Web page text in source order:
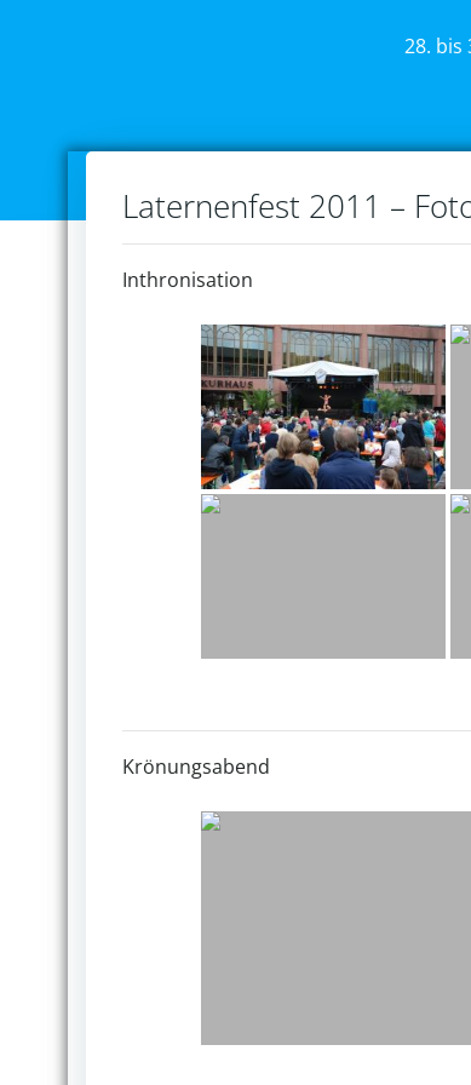
28. bis
Laternenfest 2011 –
Inthronisation
Krönungsabend